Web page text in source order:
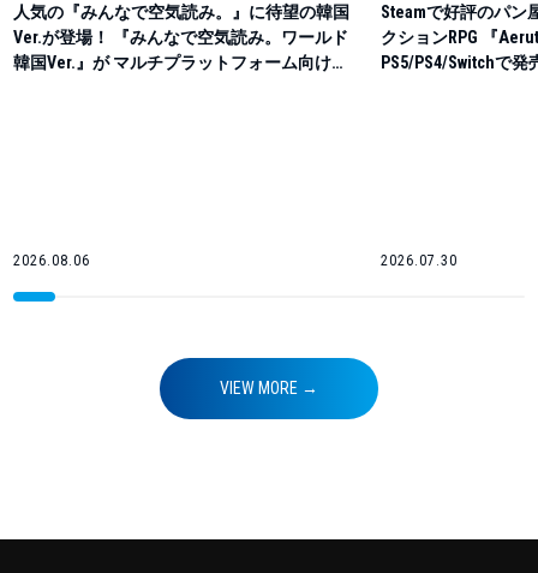
人気の『みんなで空気読み。』に待望の韓国
Ver.が登場！ 『みんなで空気読み。ワールド
韓国Ver.』が マルチプラットフォーム向けに
2026.08.06
Steamで好評のパン
クションRPG 『
PS5/PS4/Switchで
2026.07.30
VIEW MORE →